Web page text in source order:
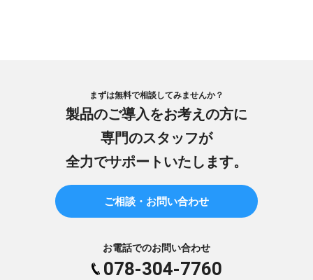
まずは無料で相談してみませんか？
製品のご導入をお考えの方に
専門のスタッフが
全力でサポートいたします。
ご相談・お問い合わせ
お電話でのお問い合わせ
078-304-7760